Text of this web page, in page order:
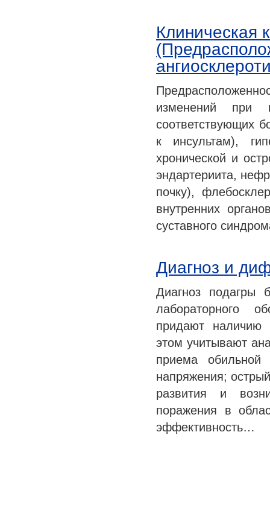
Клиническая
изменений при
соответствующих
к инсультам),
хронической и
эндартериита,
почку),
внутренних
суставного
Диагноз и
Диагноз подагры
лабораторного
придают наличию
этом учитывают
приема
напряжения;
развития и
поражения в
эффективность…